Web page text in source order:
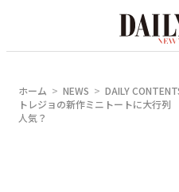
ホーム NEWS
DAILY
トレジョの新作ミニトートに大行
人気？